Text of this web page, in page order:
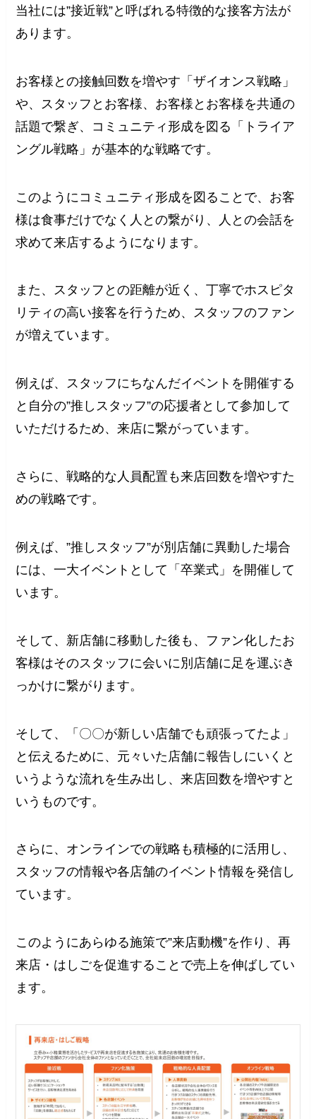
当社には”接近戦”と呼ばれる特徴的な接客方法が
あります。
お客様との接触回数を増やす「ザイオンス戦略」
や、スタッフとお客様、お客様とお客様を共通の
話題で繋ぎ、コミュニティ形成を図る「トライア
ングル戦略」が基本的な戦略です。
このようにコミュニティ形成を図ることで、お客
様は食事だけでなく人との繋がり、人との会話を
求めて来店するようになります。
また、スタッフとの距離が近く、丁寧でホスピタ
リティの高い接客を行うため、スタッフのファン
が増えています。
例えば、スタッフにちなんだイベントを開催する
と自分の”推しスタッフ”の応援者として参加して
いただけるため、来店に繋がっています。
さらに、戦略的な人員配置も来店回数を増やすた
めの戦略です。
例えば、”推しスタッフ”が別店舗に異動した場合
には、一大イベントとして「卒業式」を開催して
います。
そして、新店舗に移動した後も、ファン化したお
客様はそのスタッフに会いに別店舗に足を運ぶき
っかけに繋がります。
そして、「〇〇が新しい店舗でも頑張ってたよ」
と伝えるために、元々いた店舗に報告しにいくと
いうような流れを生み出し、来店回数を増やすと
いうものです。
さらに、オンラインでの戦略も積極的に活用し、
スタッフの情報や各店舗のイベント情報を発信し
ています。
このようにあらゆる施策で”来店動機”を作り、再
来店・はしごを促進することで売上を伸ばしてい
ます。